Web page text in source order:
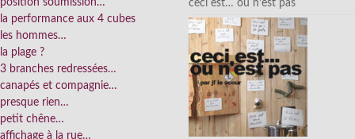
position soumission…
la performance aux 4 cubes
les hommes…
la plage ?
3 branches redressées…
canapés et compagnie…
presque rien…
petit chêne…
affichage à la rue…
ceci est… ou n’est pas